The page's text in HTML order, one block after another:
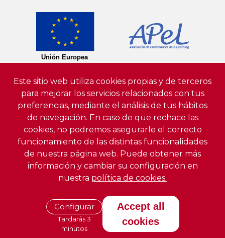
Este sitio web utiliza cookies propias y de terceros
para mejorar los servicios relacionados con tus
preferencias, mediante el análisis de tus hábitos
de navegación. En caso de que rechace las
cookies, no podremos asegurarle el correcto
funcionamiento de las distintas funcionalidades
de nuestra página web. Puede obtener más
información y cambiar su configuración en
nuestra política de cookies.
Configurar
Tardarás 3
minutos
Accept all
cookies